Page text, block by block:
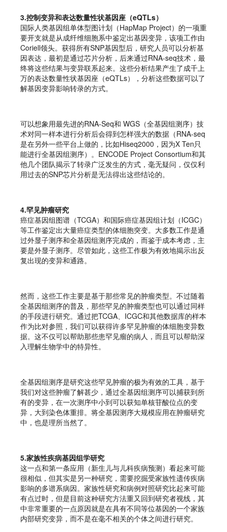
3.控制变异和表达数量性状基因座（eQTLs）
国际人类基因组单体型图计划（HapMap Project）的一项重
要开支就是从成纤维细胞系中鉴定出基因变异，该项工作由
Coriell领头。获得所有SNP基因型后，研究人员可以分析基
因表达，最初是通过芯片分析，后来通过RNA-seq技术，最
终将这些结果与变异联系起来。这些分析结果产生了成千上
万的表达数量性状基因座（eQTLs），分析这些数据可以了
解基因变异影响转录的方式。
可以想象用最先进的RNA-Seq和 WGS（全基因组测序）技
术对同一样本进行分析后会得到怎样强大的数据（RNA-seq
是在另外一些平台上做的，比如Hiseq2000，因为X Ten只
能进行全基因组测序）。ENCODE Project Consortium和其
他几个团队揭示了转录广泛发生的方式，毫无疑问，仅仅利
用过去的SNP芯片分析是无法得出这些结论的。
4.罕见肿瘤研究
癌症基因组图谱（TCGA）和国际癌症基因组计划（ICGC）
等工作鉴定出大量癌症类型的体细胞突变。大多数工作是通
过外显子测序和全基因组测序完成的，而鉴于成本考虑，主
要是外显子测序。尽管如此，这些工作极为有效地揭示出反
复出现的变异和通路。
然而，这些工作主要是基于那些常见的肿瘤类型。不过随着
全基因组测序的普及，那些罕见的肿瘤类型也可以通过同样
的手段进行研究。通过把TCGA、ICGC和其他数据库的样本
作为比对参照，我们可以获得许多罕见肿瘤的体细胞变异数
据。这不仅可以帮助那些患罕见瘤的病人，而且可以帮助深
入理解生物学中的特异性。
全基因组测序是研究这些罕见肿瘤的极为有效的工具，基于
我们对这些肿瘤了解甚少，通过全基因组测序可以捕获到所
有的变异，在一次测序中小到可以获知单核苷酸位点的变
异，大到染色体重排。将全基因测序大规模应用在肿瘤研究
中，也是理所当然了。
5.家族性疾病基因组学研究
这一点和第一条应用（新生儿与儿科疾病预测）看起来可能
很相似，但其实是另一种研究，需要挖掘受家族性遗传疾病
影响的多谱系病因。家族性研究和病例对照研究比起来可能
有点过时，但是目前这种研究方法重又回到研究者视线，其
中非常重要的一点原因就是在具有不同等位基因的一个家族
内部研究变异，而不是在毫不相关的个体之间进行研究。